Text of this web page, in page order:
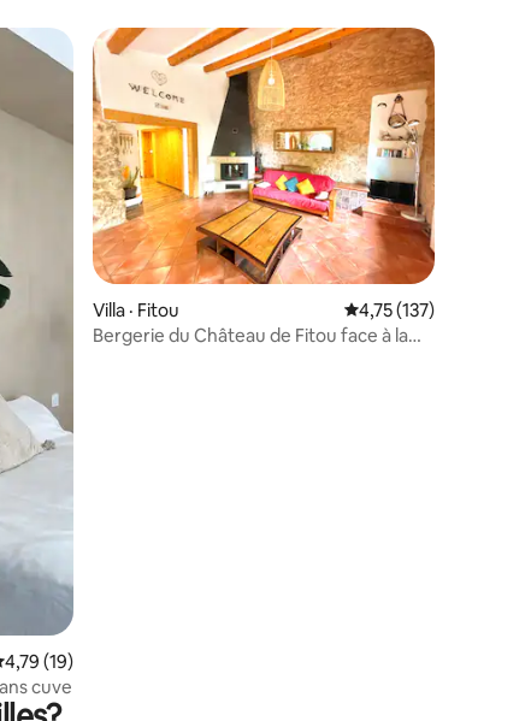
moyenne de 4,79 sur 5, 19 commentaires
4,79 (19)
cuve
Villa · Fitou Note moyenne de
4,75 (137)
Bergerie du Château de Fitou face à la